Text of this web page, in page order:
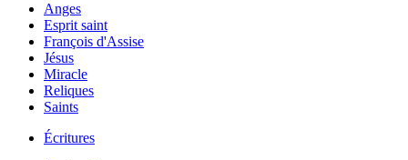
Anges
Esprit saint
François d'Assise
Jésus
Miracle
Reliques
Saints
Écritures